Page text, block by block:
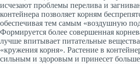
исчезают проблемы перелива и
контейнера позволяет корням
обеспечивая тем самым «воздушную
Формируется более совершенная
лучше впитывает питательные
«кружения корня». Растение в
сильным и здоровым и принесет